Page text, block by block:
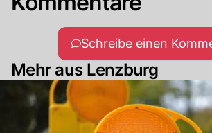
Schreibe einen
Mehr aus Lenzburg